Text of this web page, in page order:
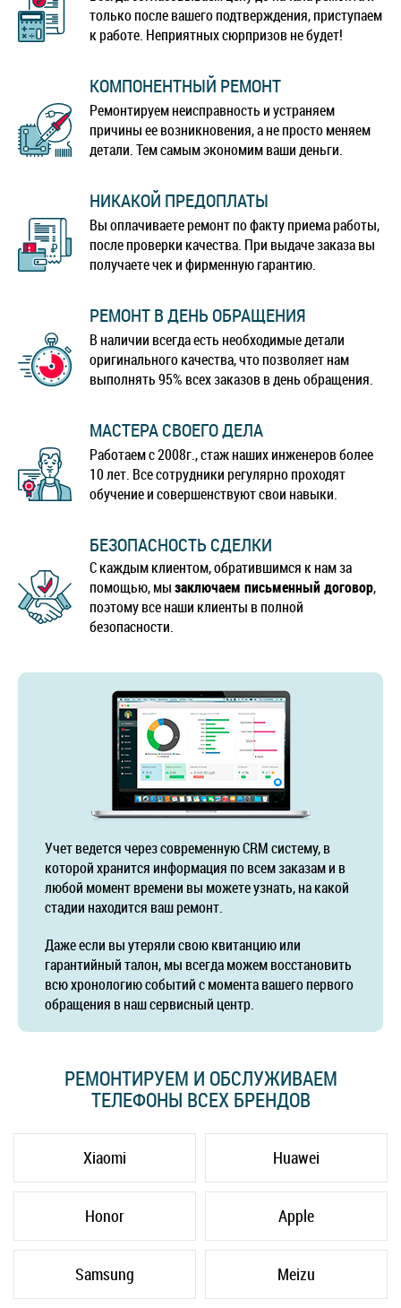
только после вашего подтверждения, приступаем
к работе. Неприятных сюрпризов не будет!
КОМПОНЕНТНЫЙ РЕМОНТ
Ремонтируем неисправность и устраняем
причины ее возникновения, а не просто меняем
детали. Тем самым экономим ваши деньги.
НИКАКОЙ ПРЕДОПЛАТЫ
Вы оплачиваете ремонт по факту приема работы,
после проверки качества. При выдаче заказа вы
получаете чек и фирменную гарантию.
РЕМОНТ В ДЕНЬ ОБРАЩЕНИЯ
В наличии всегда есть необходимые детали
оригинального качества, что позволяет нам
выполнять 95% всех заказов в день обращения.
МАСТЕРА СВОЕГО ДЕЛА
Работаем с 2008г., стаж наших инженеров более
10 лет. Все сотрудники регулярно проходят
обучение и совершенствуют свои навыки.
БЕЗОПАСНОСТЬ СДЕЛКИ
С каждым клиентом, обратившимся к нам за
помощью, мызаключаем письменный договор,
поэтому все наши клиенты в полной
безопасности.
Учет ведется через современную CRM систему, в
которой хранится информация по всем заказам и в
любой момент времени вы можете узнать, на какой
стадии находится ваш ремонт.
Даже если вы утеряли свою квитанцию или
гарантийный талон, мы всегда можем восстановить
всю хронологию событий с момента вашего первого
обращения в наш сервисный центр.
РЕМОНТИРУЕМ И ОБСЛУЖИВАЕМ
ТЕЛЕФОНЫ ВСЕХ БРЕНДОВ
Xiaomi Huawei
Honor Apple
Samsung Meizu